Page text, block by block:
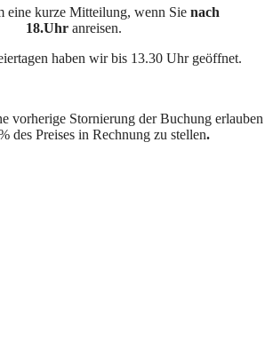
eine kurze Mitteilung, wenn Sie nach
18.Uhr anreisen.
haben wir bis 13.30 Uhr geöffnet.
vorherige Stornierung der Buchung erlauben
des Preises in Rechnung zu stellen.